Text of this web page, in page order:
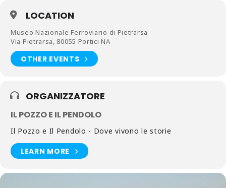
LOCATION
Museo Nazionale Ferroviario di Pietrarsa
Via Pietrarsa, 80055 Portici NA
OTHER EVENTS
ORGANIZZATORE
IL POZZO E IL PENDOLO
Il Pozzo e Il Pendolo - Dove vivono le storie
LEARN MORE